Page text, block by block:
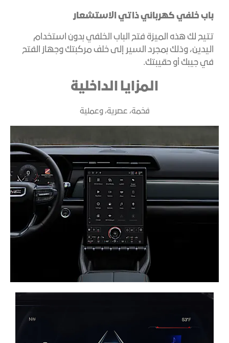
باب خلفي كهربائي ذاتي الاستشعار
تتيح لك هذه الميزة فتح الباب الخلفي بدون استخدام
اليدين، وذلك بمجرد السير إلى خلف مركبتك وجهاز الفتح
في جيبك أو حقيبتك.
المزايا الداخلية
فخمة، عصرية، وعملية